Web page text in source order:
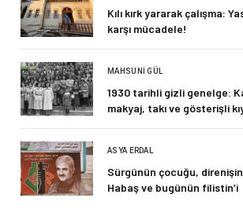
Kılı kırk yararak çalışma:
karşı mücadele!
MAHSUNI GÜL
1930 tarihli gizli genelge:
makyaj, takı ve gösterişli
ASYA ERDAL
Sürgünün çocuğu,
Habaş ve bugünün filistin’i